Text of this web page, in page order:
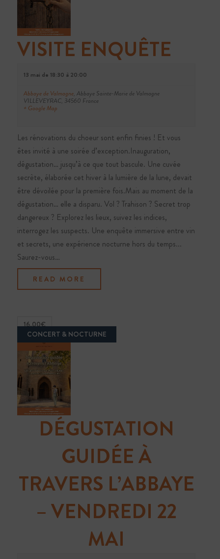
VISITE ENQUÊTE
13 mai de 18:30 à 20:00
Abbaye de Valmagne Abbaye Sainte-Marie de Valmagne
VILLEVEYRAC 34560 France
+ Google Map
Les rénovations du choeur sont enfin finies ! Et vous
êtes invité à une soirée d’exception.Inauguration,
dégustation… jusqu’à ce que tout bascule. Une cuvée
secrète, élaborée cet hiver à la lumière de la lune, devait
être dévoilée pour la première fois.Mais au moment de la
dégustation… elle a disparu. Vol ? Trahison ? Secret trop
dangereux ? Explorez les lieux, suivez les indices,
interrogez les suspects. Une enquête immersive entre vin
et secrets, une expérience nocturne hors du temps...
Saurez-vous…
READ MORE
16.00€
DÉGUSTATION
GUIDÉE À
TRAVERS L’ABBAYE
– VENDREDI 22
MAI